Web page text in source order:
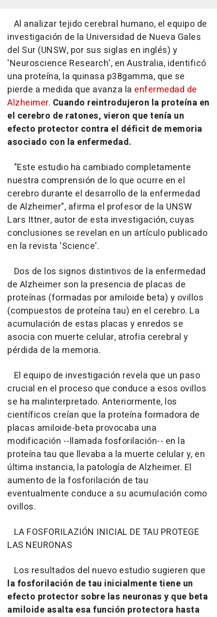
Al analizar tejido cerebral humano, el equipo de
investigación de la Universidad de Nueva Gales
del Sur (UNSW, por sus siglas en inglés) y
'Neuroscience Research', en Australia, identificó
una proteína, la quinasa p38gamma, que se
pierde a medida que avanza la enfermedad de
Alzheimer. Cuando reintrodujeron la proteína en
el cerebro de ratones, vieron que tenía un
efecto protector contra el déficit de memoria
asociado con la enfermedad.
"Este estudio ha cambiado completamente
nuestra comprensión de lo que ocurre en el
cerebro durante el desarrollo de la enfermedad
de Alzheimer", afirma el profesor de la UNSW
Lars Ittner, autor de esta investigación, cuyas
conclusiones se revelan en un artículo publicado
en la revista 'Science'.
Dos de los signos distintivos de la enfermedad
de Alzheimer son la presencia de placas de
proteínas (formadas por amiloide beta) y ovillos
(compuestos de proteína tau) en el cerebro. La
acumulación de estas placas y enredos se
asocia con muerte celular, atrofia cerebral y
pérdida de la memoria.
El equipo de investigación revela que un paso
crucial en el proceso que conduce a esos ovillos
se ha malinterpretado. Anteriormente, los
científicos creían que la proteína formadora de
placas amiloide-beta provocaba una
modificación --llamada fosforilación-- en la
proteína tau que llevaba a la muerte celular y, en
última instancia, la patología de Alzheimer. El
aumento de la fosforilación de tau
eventualmente conduce a su acumulación como
ovillos.
LA FOSFORILAZIÓN INICIAL DE TAU PROTEGE
LAS NEURONAS
Los resultados del nuevo estudio sugieren que
la fosforilación de tau inicialmente tiene un
efecto protector sobre las neuronas y que beta
amiloide asalta esa función protectora hasta